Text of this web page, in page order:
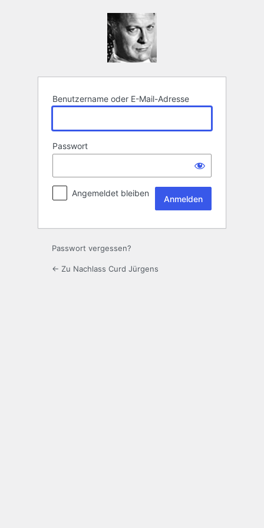
Benutzername oder E-Mail-Adresse
Passwort
Angemeldet bleiben
Passwort vergessen?
← Zu Nachlass Curd Jürgens